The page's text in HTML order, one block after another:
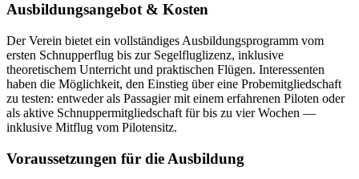
Ausbildungsangebot & Kosten
Der Verein bietet ein vollständiges Ausbildungsprogramm vom
ersten Schnupperflug bis zur Segelfluglizenz, inklusive
theoretischem Unterricht und praktischen Flügen. Interessenten
haben die Möglichkeit, den Einstieg über eine Probemitgliedschaft
zu testen: entweder als Passagier mit einem erfahrenen Piloten oder
als aktive Schnuppermitgliedschaft für bis zu vier Wochen —
inklusive Mitflug vom Pilotensitz.
Voraussetzungen für die Ausbildung